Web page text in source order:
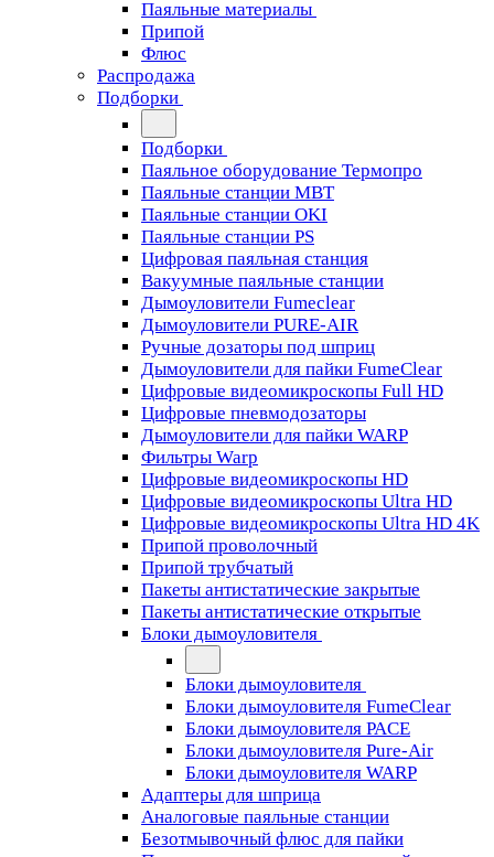
Паяльные материалы
Припой
Флюс
Распродажа
Подборки
Подборки
Паяльное оборудование Термопро
Паяльные станции MBT
Паяльные станции OKI
Паяльные станции PS
Цифровая паяльная станция
Вакуумные паяльные станции
Дымоуловители Fumeclear
Дымоуловители PURE-AIR
Ручные дозаторы под шприц
Дымоуловители для пайки FumeClear
Цифровые видеомикроскопы Full HD
Цифровые пневмодозаторы
Дымоуловители для пайки WARP
Фильтры Warp
Цифровые видеомикроскопы HD
Цифровые видеомикроскопы Ultra HD
Цифровые видеомикроскопы Ultra HD 4K
Припой проволочный
Припой трубчатый
Пакеты антистатические закрытые
Пакеты антистатические открытые
Блоки дымоуловителя
Блоки дымоуловителя
Блоки дымоуловителя FumeClear
Блоки дымоуловителя PACE
Блоки дымоуловителя Pure-Air
Блоки дымоуловителя WARP
Адаптеры для шприца
Аналоговые паяльные станции
Безотмывочный флюс для пайки